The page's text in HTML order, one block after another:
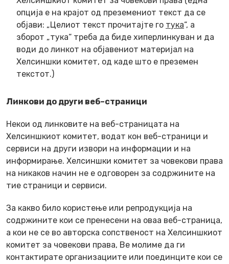
опција е на крајот од преземениот текст да се
објави: „Целиот текст прочитајте го тука“, а
зборот „тука“ треба да биде хиперлинкуван и да
води до линкот на објавениот материјал на
Хелсиншки комитет, од каде што е преземен
текстот.)
Линкови до други веб–страници
Некои од линковите на веб-страницата на
Хелсиншкиот комитет, водат кон веб-страници и
сервиси на други извори на информации и на
информирање. Хелсиншки комитет за човекови права
на никаков начин не е одговорен за содржините на
тие страници и сервиси.
За какво било користење или репродукција на
содржините кои се пренесени на оваа веб-страница,
а кои не се во авторска сопственост на Хелсиншкиот
комитет за човекови права, Ве молиме да ги
контактирате организациите или поединците кои се